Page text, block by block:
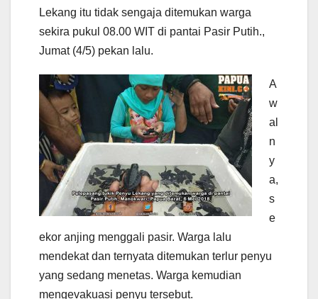
Lekang itu tidak sengaja ditemukan warga
sekira pukul 08.00 WIT di pantai Pasir Putih.,
Jumat (4/5) pekan lalu.
A
w
al
n
y
a,
s
e
ekor anjing menggali pasir. Warga lalu
mendekat dan ternyata ditemukan terlur penyu
yang sedang menetas. Warga kemudian
mengevakuasi penyu tersebut.